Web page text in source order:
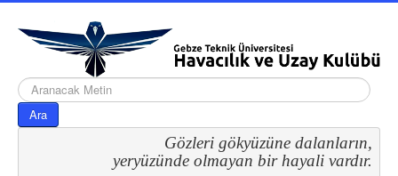
arama...
Ara
Gözleri gökyüzüne dalanların,
yeryüzünde olmayan bir hayali vardır.